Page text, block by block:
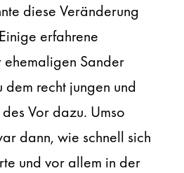
diese Veränderung
erfahrene
ehemaligen Sander
recht jungen und
Vor dazu. Umso
dann, wie schnell sich
und vor allem in der